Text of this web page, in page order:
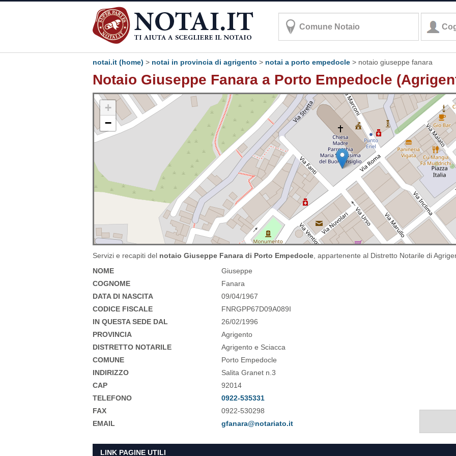
notai.it (home) > notai in provincia di agrigento > notai a porto empedocle > notaio giuseppe fanara
Notaio Giuseppe Fanara a Porto Empedocle
+
−
Servizi e recapiti del notaio Giuseppe Fanara di Porto Empedocle , appartenente al Distretto Notarile di
NOME
Giuseppe
COGNOME
Fanara
DATA DI NASCITA
09/04/1967
CODICE FISCALE
FNRGPP67D09A089I
IN QUESTA SEDE DAL
26/02/1996
PROVINCIA
Agrigento
DISTRETTO NOTARILE
Agrigento e Sciacca
COMUNE
Porto Empedocle
INDIRIZZO
Salita Granet n.3
CAP
92014
TELEFONO
0922-535331
FAX
0922-530298
EMAIL
gfanara@notariato.it
LINK PAGINE UTILI